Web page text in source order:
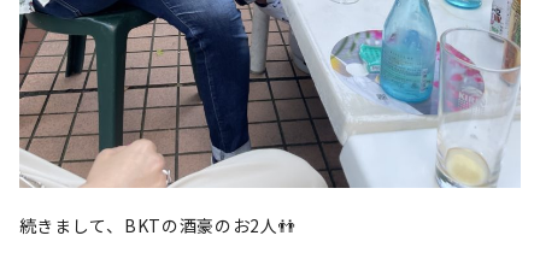
続きまして、BKTの酒豪のお2人👬